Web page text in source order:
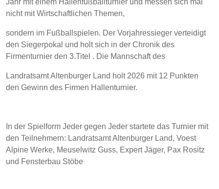
Jahr mit einem Hallenfußballturnier und messen sich mal
nicht mit Wirtschaftlichen Themen,
sondern im Fußballspielen. Der Vorjahressieger verteidigt
den Siegerpokal und holt sich in der Chronik des
Firmenturnier den 3.Titel . Die Mannschaft des
Landratsamt Altenburger Land holt 2026 mit 12 Punkten
den Gewinn des Firmen Hallenturnier.
In der Spielform Jeder gegen Jeder startete das Turnier mit
den Teilnehmern: Landratsamt Altenburger Land, Voest
Alpine Werke, Meuselwitz Guss, Expert Jäger, Pax Rositz
und Fensterbau Stöbe